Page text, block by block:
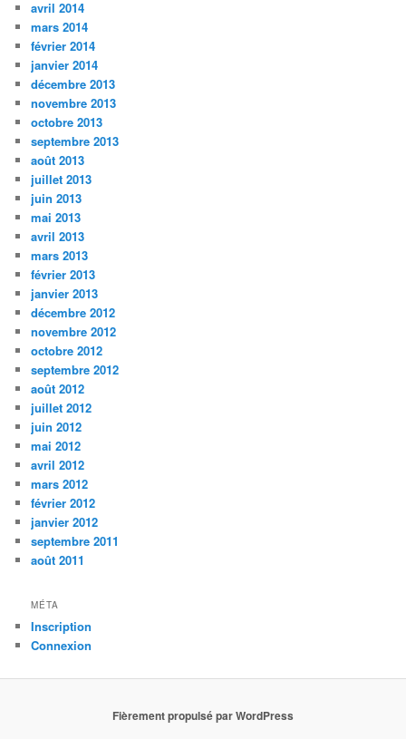
avril 2014
mars 2014
février 2014
janvier 2014
décembre 2013
novembre 2013
octobre 2013
septembre 2013
août 2013
juillet 2013
juin 2013
mai 2013
avril 2013
mars 2013
février 2013
janvier 2013
décembre 2012
novembre 2012
octobre 2012
septembre 2012
août 2012
juillet 2012
juin 2012
mai 2012
avril 2012
mars 2012
février 2012
janvier 2012
septembre 2011
août 2011
MÉTA
Inscription
Connexion
Fièrement propulsé par WordPress